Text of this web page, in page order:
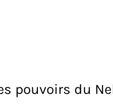
pouvoirs du